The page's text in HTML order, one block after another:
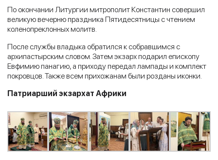
По окончании Литургии митрополит Константин совершил
великую вечерню праздника Пятидесятницы с чтением
коленопреклонных молитв.
После службы владыка обратился к собравшимся с
архипастырским словом. Затем экзарх подарил епископу
Евфимию панагию, а приходу передал лампады и комплект
покровцов. Также всем прихожанам были розданы иконки.
Патриарший экзархат Африки